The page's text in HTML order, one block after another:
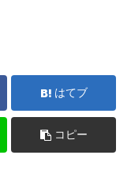
はてブ
コピー